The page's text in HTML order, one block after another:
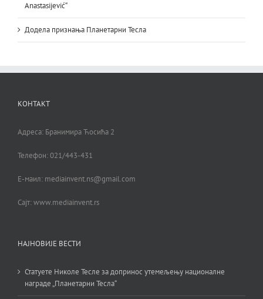
Anastasijević“
Додела признања Планетарни Тесла
КОНТАКТ
Адреса: Бранимира Ћосића 2
Телефон: 021/443-431
Е-маил: mediainvent.ns@gmail.com
Сајт: www.mediainvent.rs
НАЈНОВИЈЕ ВЕСТИ
Статуете Николе Тесле за допринос утемељењу националне
награде „Планетарни Тесла“